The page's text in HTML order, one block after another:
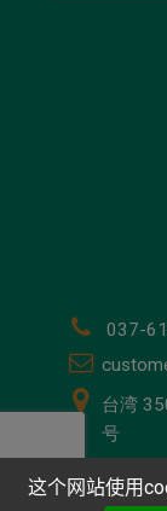
037-
台湾
号
Copyright©
这个网站使用